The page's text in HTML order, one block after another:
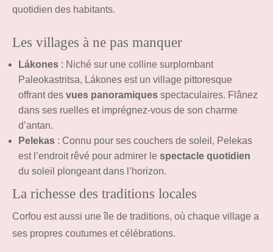
quotidien des habitants.
Les villages à ne pas manquer
Lákones : Niché sur une colline surplombant
Paleokastritsa, Lákones est un village pittoresque
offrant des vues panoramiques spectaculaires. Flânez
dans ses ruelles et imprégnez-vous de son charme
d’antan.
Pelekas : Connu pour ses couchers de soleil, Pelekas
est l’endroit rêvé pour admirer le spectacle quotidien
du soleil plongeant dans l’horizon.
La richesse des traditions locales
Corfou est aussi une île de traditions, où chaque village a
ses propres coutumes et célébrations.